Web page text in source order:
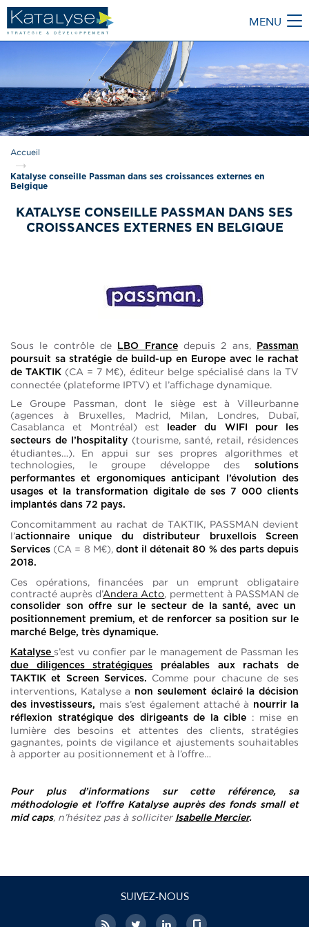
MENU
Accueil
Katalyse conseille Passman dans ses croissances externes en
Belgique
KATALYSE CONSEILLE PASSMAN DANS SES
CROISSANCES EXTERNES EN BELGIQUE
Sous le contrôle de LBO Francedepuis 2 ans,
Passman
poursuit sa stratégie de build-up en Europe avec le rachat
de TAKTIK (CA = 7 M€), éditeur belge spécialisé dans la TV
connectée (plateforme IPTV) et l’affichage dynamique.
Le Groupe Passman, dont le siège est à Villeurbanne
(agences à Bruxelles, Madrid, Milan, Londres, Dubaï,
Casablanca et Montréal) est leader du WIFI pour les
secteurs de l’hospitality (tourisme, santé, retail, résidences
étudiantes…). En appui sur ses propres algorithmes et
technologies, le groupe développe des solutions
performantes et ergonomiques anticipant l’évolution des
usages et la transformation digitale de ses 7 000 clients
implantés dans 72 pays.
Concomitamment au rachat de TAKTIK, PASSMAN devient
l’actionnaire unique du distributeur bruxellois Screen
Services (CA = 8 M€),dont il détenait 80 % des parts depuis
2018.
Ces opérations, financées par un emprunt obligataire
contracté auprès d’Andera Acto, permettent à PASSMAN de
consolider son offre sur le secteur de la santé, avec un
positionnement premium, et de renforcer sa position sur le
marché Belge, très dynamique.
Katalyse s’est vu confier par le management de Passman les
due diligences stratégiques préalables aux rachats de
TAKTIK et Screen Services. Comme pour chacune de ses
interventions, Katalyse a non seulement éclairé la décision
des investisseurs, mais s’est également attaché à nourrir la
réflexion stratégique des dirigeants de la cible : mise en
lumière des besoins et attentes des clients, stratégies
gagnantes, points de vigilance et ajustements souhaitables
à apporter au positionnement et à l’offre…
Pour plus d’informations sur cette référence, sa
méthodologie et l’offre Katalyse auprès des fonds small et
mid caps, n’hésitez pas à solliciter Isabelle Mercier.
SUIVEZ-NOUS